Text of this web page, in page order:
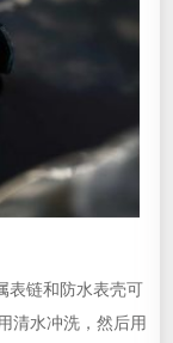
链和防水表壳可
清水冲洗，然后用